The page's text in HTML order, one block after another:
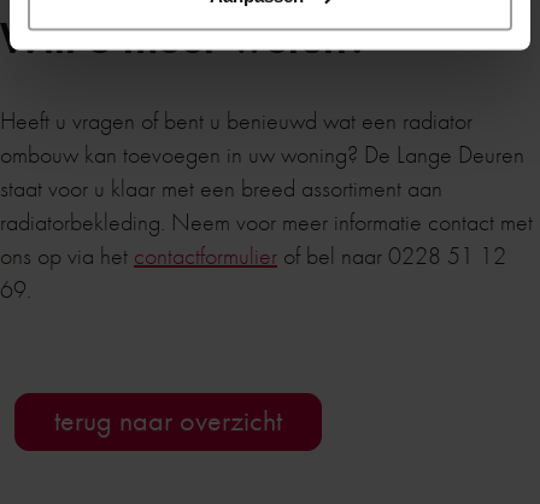
Wilt u meer weten?
Heeft u vragen of bent u benieuwd wat een radiator
ombouw kan toevoegen in uw woning? De Lange Deuren
staat voor u klaar met een breed assortiment aan
radiatorbekleding. Neem voor meer informatie contact met
ons op via het contactformulier of bel naar 0228 51 12
69.
terug naar overzicht